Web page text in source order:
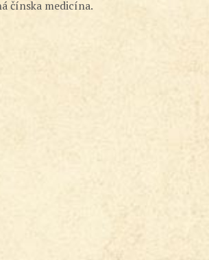
čínska medicína.